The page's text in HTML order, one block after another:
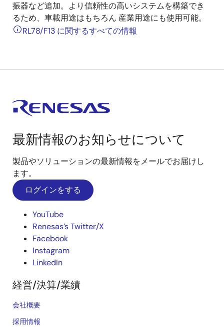
振器など追加。より信頼性の高いシステムを構築でき
るため、車載用途はもちろん 産業用途にも使用可能。
RL78/F13 に関するすべての情報
最新情報のお知らせについて
製品やソリューションの最新情報をメールでお届けし
ます。
ログインをする
YouTube
Renesas’s Twitter/X
Facebook
Instagram
LinkedIn
経営/決算/業績
会社概要
採用情報